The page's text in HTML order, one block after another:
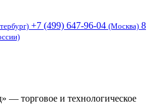
+7 (499) 647-96-04 (Москва) 8
— торговое и технологическое